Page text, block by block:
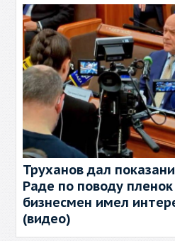
Труханов дал
Раде по поводу
бизнесмен имел
(видео)